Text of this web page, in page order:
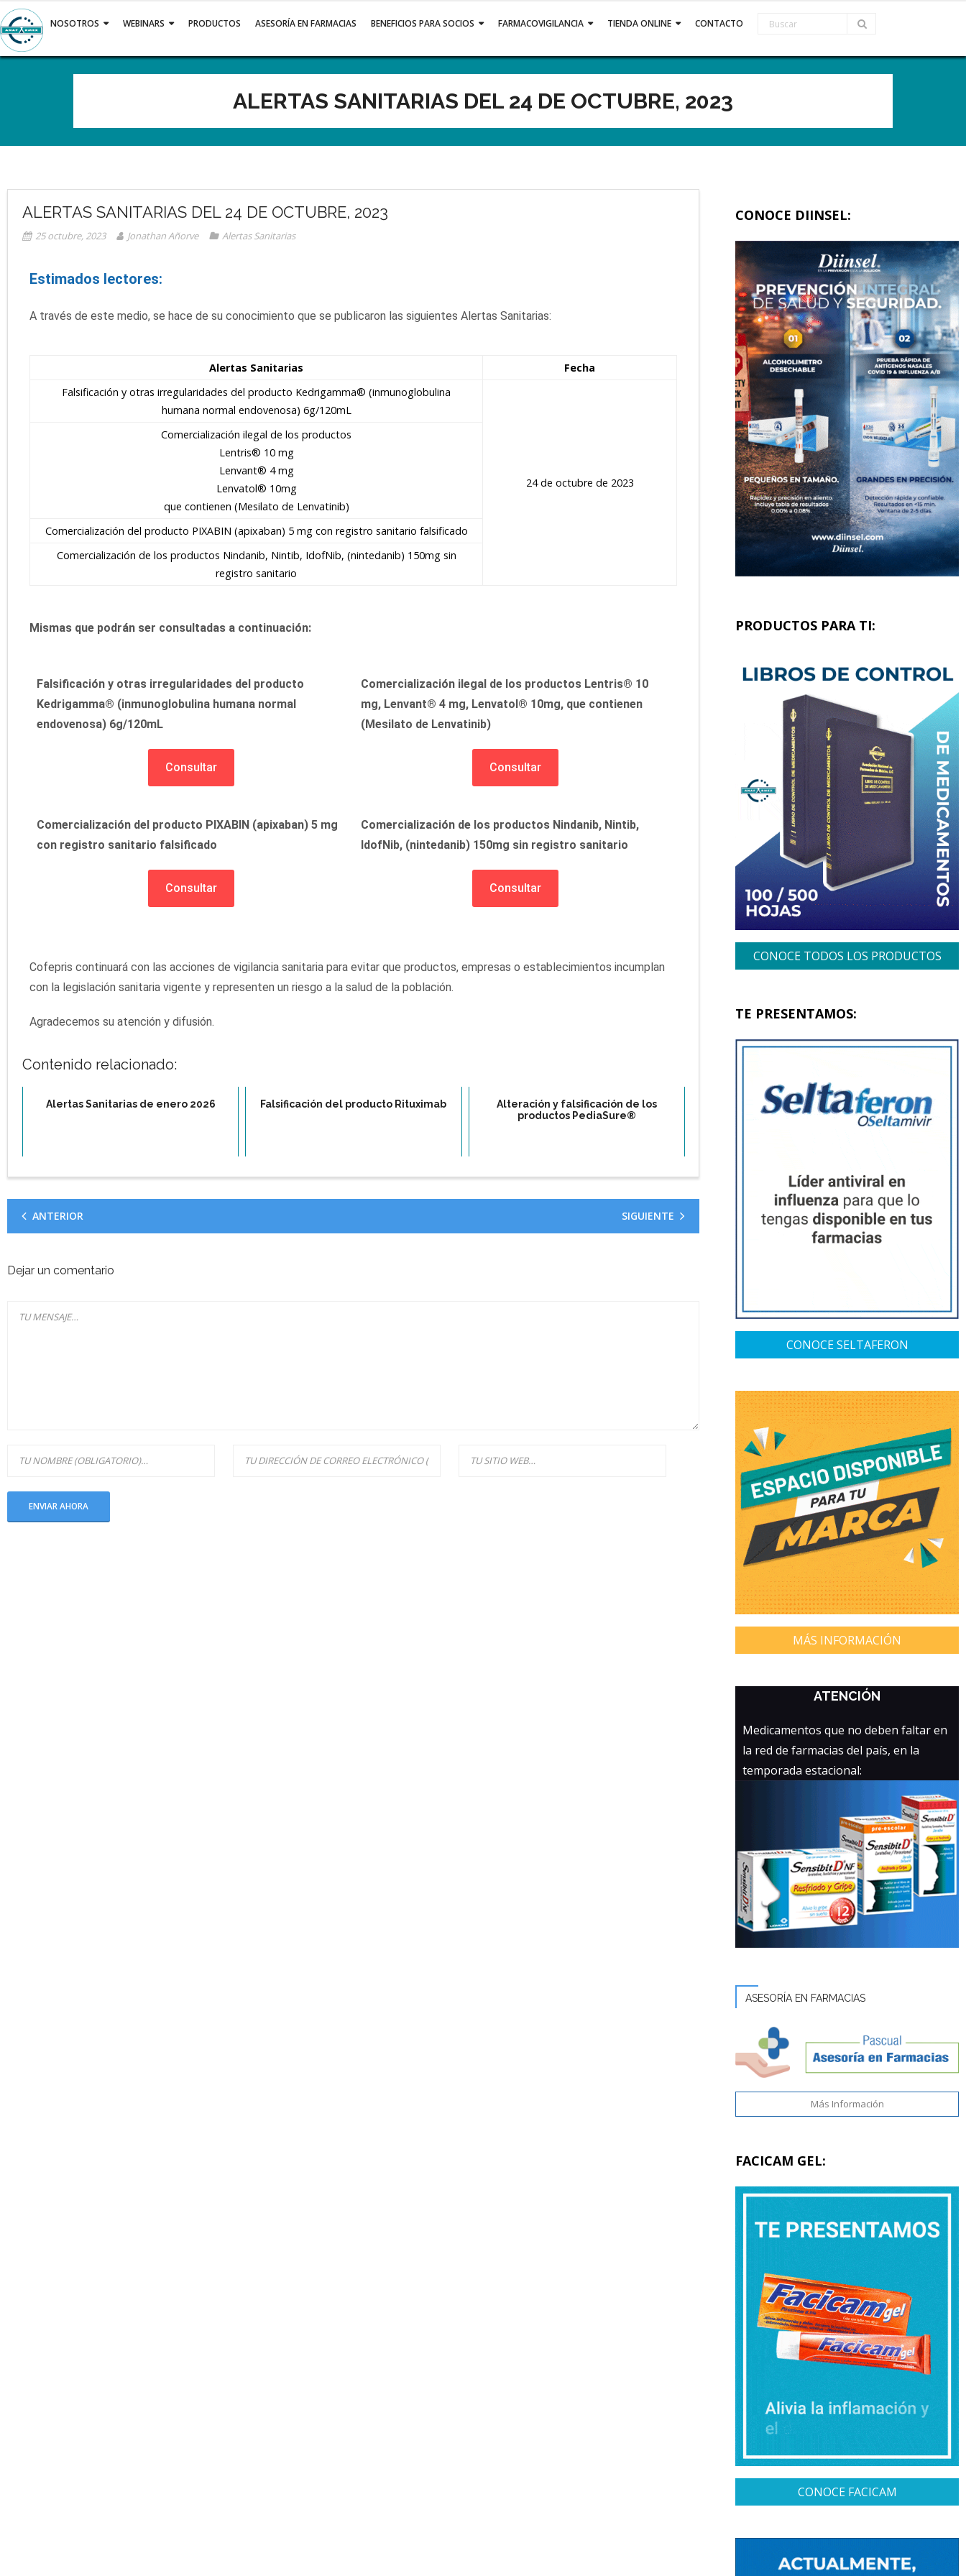
NOSOTROS WEBINARS PRODUCTOS ASESORÍA EN FARMACIAS BENEFICIOS PARA SOCIOS FARMACOVIGILANCIA TIENDA ONLINE CONTACTO
ALERTAS SANITARIAS DEL 24 DE OCTUBRE, 2023
ALERTAS SANITARIAS DEL 24 DE OCTUBRE, 2023
25 octubre, 2023 Jonathan Añorve Alertas Sanitarias
Estimados lectores:
A través de este medio, se hace de su conocimiento que se publicaron las siguientes Alertas Sanitarias:
Alertas Sanitarias
Fecha
Falsificación y otras irregularidades del producto Kedrigamma® (inmunoglobulina
humana normal endovenosa) 6g/120mL
24 de octubre de 2023
Comercialización ilegal de los productos
Lentris® 10 mg
Lenvant® 4 mg
Lenvatol® 10mg
que contienen (Mesilato de Lenvatinib)
Comercialización del producto PIXABIN (apixaban) 5 mg con registro sanitario falsificado
Comercialización de los productos Nindanib, Nintib, IdofNib, (nintedanib) 150mg sin
registro sanitario
Mismas que podrán ser consultadas a continuación:
Falsificación y otras irregularidades del producto
Kedrigamma® (inmunoglobulina humana normal
endovenosa) 6g/120mL
Consultar
Comercialización ilegal de los productos Lentris® 10
mg, Lenvant® 4 mg, Lenvatol® 10mg, que contienen
(Mesilato de Lenvatinib)
Consultar
Comercialización del producto PIXABIN (apixaban) 5 mg
con registro sanitario falsificado
Consultar
Comercialización de los productos Nindanib, Nintib,
IdofNib, (nintedanib) 150mg sin registro sanitario
Consultar
Cofepris continuará con las acciones de vigilancia sanitaria para evitar que productos, empresas o establecimientos incumplan
con la legislación sanitaria vigente y representen un riesgo a la salud de la población.
Agradecemos su atención y difusión.
Contenido relacionado:
Alertas Sanitarias de enero 2026 Falsificación del producto Rituximab
Alteración y falsificación de los
productos PediaSure®
ANTERIOR SIGUIENTE
Dejar un comentario
CONOCE DIINSEL:
PRODUCTOS PARA TI:
CONOCE TODOS LOS PRODUCTOS
TE PRESENTAMOS:
CONOCE SELTAFERON
MÁS INFORMACIÓN
ATENCIÓN
Medicamentos que no deben faltar en
la red de farmacias del país, en la
temporada estacional:
ASESORÍA EN FARMACIAS
Más Información
FACICAM GEL:
CONOCE FACICAM